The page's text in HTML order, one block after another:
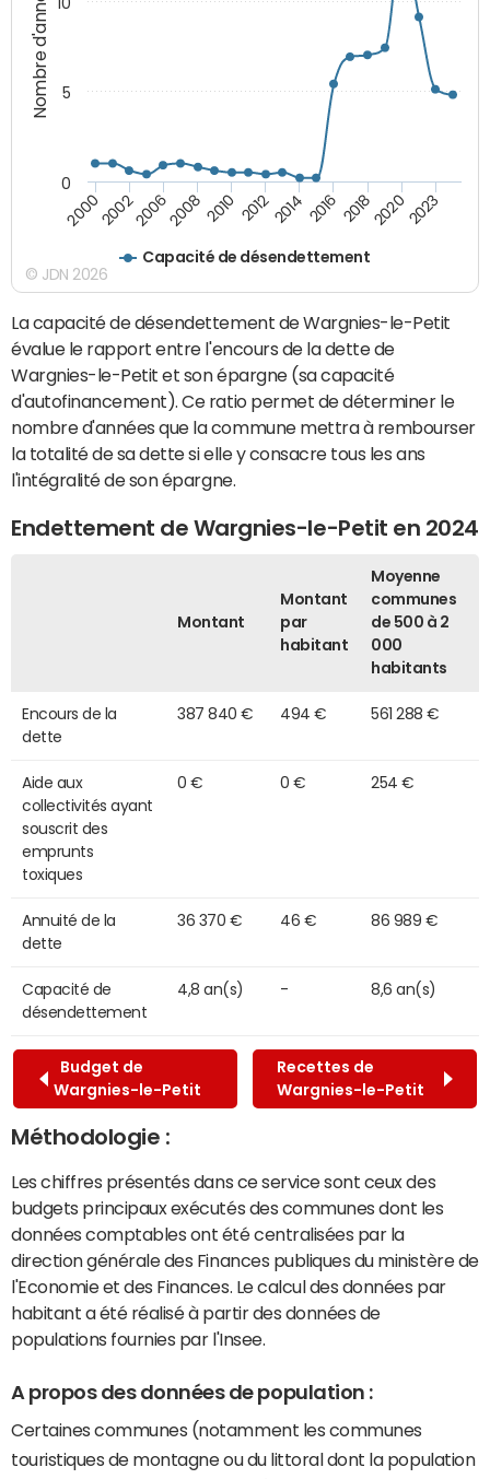
Nombre d'années
Capacité de désendettement
20002002200620082010 20122014 2016 201820202023
0
5
© JDN 2026
La capacité de désendettement de Wargnies-le-Petit
évalue le rapport entre l'encours de la dette de
Wargnies-le-Petit et son épargne (sa capacité
d'autofinancement). Ce ratio permet de déterminer le
nombre d'années que la commune mettra à rembourser
la totalité de sa dette si elle y consacre tous les ans
l'intégralité de son épargne.
Endettement de Wargnies-le-Petit en 2024
Montant
Montant
par
habitant
Moyenne
communes
de 500 à 2
000
habitants
Encours de la
dette
387 840 € 494 € 561 288 €
Aide aux
collectivités ayant
souscrit des
emprunts
toxiques
0 € 0 € 254 €
Annuité de la
dette
36 370 € 46 € 86 989 €
Capacité de
désendettement
4,8 an(s) - 8,6 an(s)
Budget de
Wargnies-le-Petit
Recettes de
Wargnies-le-Petit
Méthodologie :
Les chiffres présentés dans ce service sont ceux des
budgets principaux exécutés des communes dont les
données comptables ont été centralisées par la
direction générale des Finances publiques du ministère de
l'Economie et des Finances. Le calcul des données par
habitant a été réalisé à partir des données de
populations fournies par l'Insee.
A propos des données de population :
Certaines communes (notamment les communes
touristiques de montagne ou du littoral dont la population